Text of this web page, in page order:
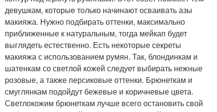
девушкам, которые только начинают осваивать азы
макияжа. Нужно подбирать оттенки, максимально
приближенные к натуральным, тогда мейкап будет
выглядеть естественно. Есть некоторые секреты
макияжа с использованием румян. Так, блондинкам и
шатенкам со светлой кожей следует выбирать нежные
розовые, а также персиковые оттенки. Брюнеткам и
смуглянкам подойдут бежевые и коричневые цвета.
Светлокожим брюнеткам лучше всего остановить свой